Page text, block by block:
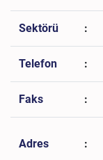
Sektörü :
Telefon :
Faks :
Adres :